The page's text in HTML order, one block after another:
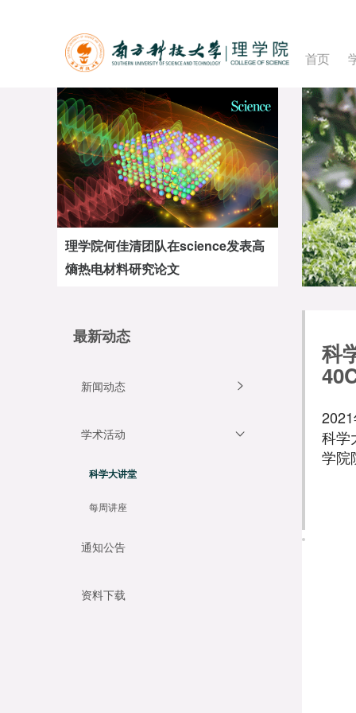
首页
理学院何佳清团队在science发表高
熵热电材料研究论文
最新动态
新闻动态
学术活动
科学大讲堂
每周讲座
通知公告
资料下载
科
科学
学院